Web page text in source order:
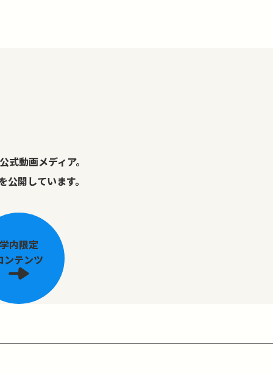
式動画メディア。
開しています。
学内限定
ンテンツ